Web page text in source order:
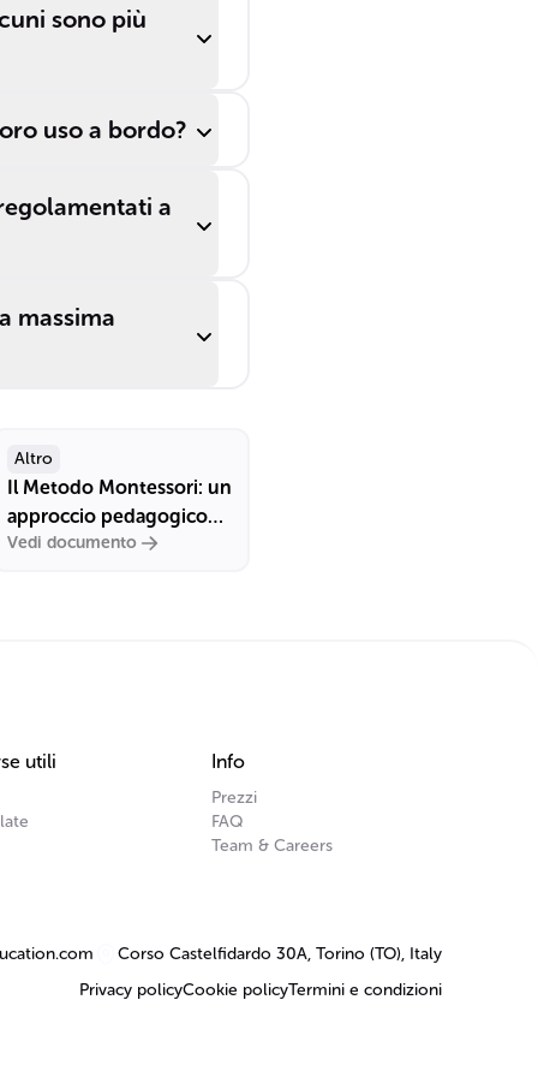
sono più
uso a bordo?
a
massima
Altro
Il Metodo Montessori: un
approccio pedagogico
rivoluzionario
Vedi documento
utili Info
Prezzi
FAQ
Team & Careers
Corso Castelfidardo 30A, Torino (TO), Italy
Privacy policyCookie policyTermini e condizioni